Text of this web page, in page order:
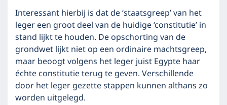
Interessant hierbij is dat de ‘staatsgreep’ van het
leger een groot deel van de huidige ‘constitutie’ in
stand lijkt te houden. De opschorting van de
grondwet lijkt niet op een ordinaire machtsgreep,
maar beoogt volgens het leger juist Egypte haar
échte constitutie terug te geven. Verschillende
door het leger gezette stappen kunnen althans zo
worden uitgelegd.